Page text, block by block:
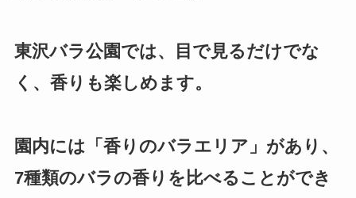
東沢バラ公園では、目で見るだけでな
く、香りも楽しめます。
園内には「香りのバラエリア」があり、
7種類のバラの香りを比べることができ